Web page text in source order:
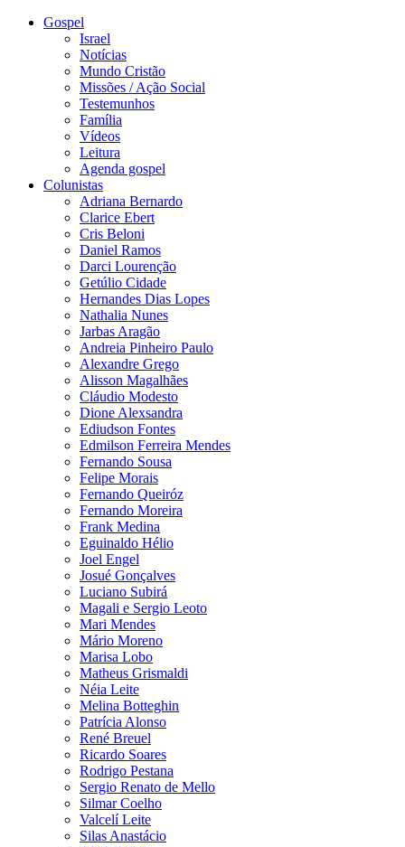
Gospel
Israel
Notícias
Mundo Cristão
Missões / Ação Social
Testemunhos
Família
Vídeos
Leitura
Agenda gospel
Colunistas
Adriana Bernardo
Clarice Ebert
Cris Beloni
Daniel Ramos
Darci Lourenção
Getúlio Cidade
Hernandes Dias Lopes
Nathalia Nunes
Jarbas Aragão
Andreia Pinheiro Paulo
Alexandre Grego
Alisson Magalhães
Cláudio Modesto
Dione Alexsandra
Ediudson Fontes
Edmilson Ferreira Mendes
Fernando Sousa
Felipe Morais
Fernando Queiróz
Fernando Moreira
Frank Medina
Eguinaldo Hélio
Joel Engel
Josué Gonçalves
Luciano Subirá
Magali e Sergio Leoto
Mari Mendes
Mário Moreno
Marisa Lobo
Matheus Grismaldi
Néia Leite
Melina Botteghin
Patrícia Alonso
René Breuel
Ricardo Soares
Rodrigo Pestana
Sergio Renato de Mello
Silmar Coelho
Valcelí Leite
Silas Anastácio